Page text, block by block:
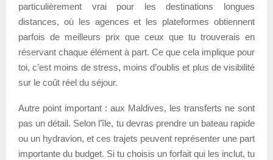
particulièrement vrai pour les destinations longues
distances, où les agences et les plateformes obtiennent
parfois de meilleurs prix que ceux que tu trouverais en
réservant chaque élément à part. Ce que cela implique pour
toi, c’est moins de stress, moins d’oublis et plus de visibilité
sur le coût réel du séjour.
Autre point important : aux Maldives, les transferts ne sont
pas un détail. Selon l’île, tu devras prendre un bateau rapide
ou un hydravion, et ces trajets peuvent représenter une part
importante du budget. Si tu choisis un forfait qui les inclut, tu